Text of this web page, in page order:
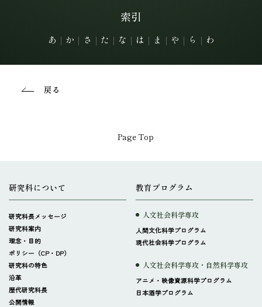
索引
あ ｜ か ｜ さ ｜ た ｜ な ｜ は ｜ ま ｜ や ｜ ら ｜ わ
戻る
Page Top
研究科について
研究科長メッセージ
研究科案内
理念・目的
ポリシー（CP・DP）
研究科の特色
沿革
歴代研究科長
公開情報
教育プログラム
人文社会科学専攻
人間文化科学プログラム
現代社会科学プログラム
人文社会科学専攻・自然科学専攻
アニメ・映像資源科学プログラム
日本酒学プログラム